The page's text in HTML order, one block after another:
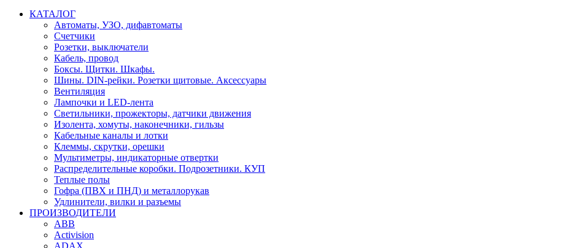
КАТАЛОГ
Автоматы, УЗО, дифавтоматы
Счетчики
Розетки, выключатели
Кабель, провод
Боксы. Щитки. Шкафы.
Шины. DIN-рейки. Розетки щитовые. Аксессуары
Вентиляция
Лампочки и LED-лента
Светильники, прожекторы, датчики движения
Изолента, хомуты, наконечники, гильзы
Кабельные каналы и лотки
Клеммы, скрутки, орешки
Мультиметры, индикаторные отвертки
Распределительные коробки. Подрозетники. КУП
Теплые полы
Гофра (ПВХ и ПНД) и металлорукав
Удлинители, вилки и разъемы
ПРОИЗВОДИТЕЛИ
ABB
Activision
ADAX